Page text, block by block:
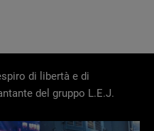
di libertà e di
del gruppo L.E.J.